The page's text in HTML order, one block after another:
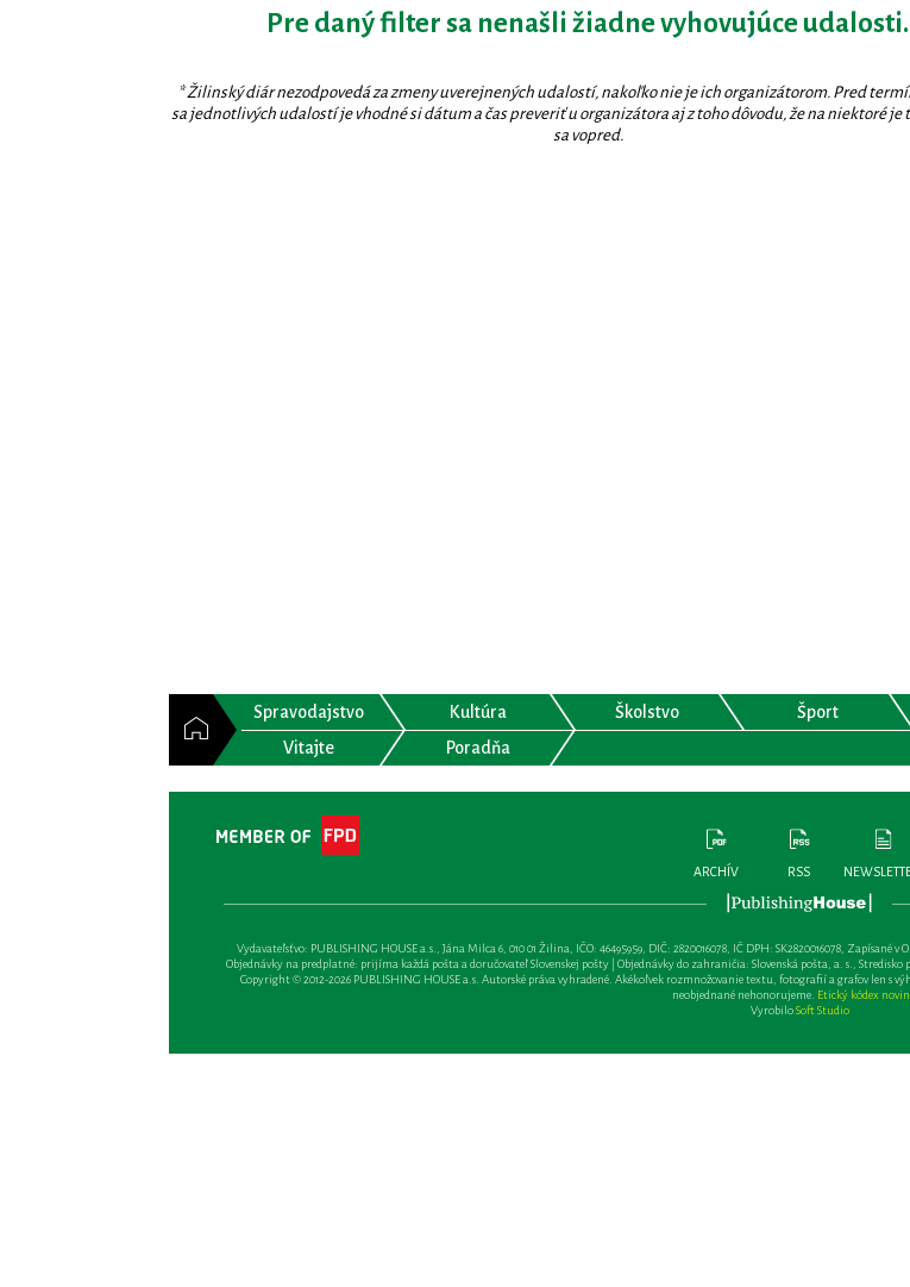
Pre daný filter sa nenašli žiadne vyhovujúce udalosti.
* Žilinský diár nezodpovedá za zmeny uverejnených udalostí, nakoľko nie je ich organizátorom. Pred
sa jednotlivých udalostí je vhodné si dátum a čas preveriť u organizátora aj z toho dôvodu, že na niektoré
sa vopred.
Spravodajstvo Kultúra Školstvo Šport
Vitajte
Poradňa
ARCHÍV RSS
Vydavateľsťvo: PUBLISHING HOUSE a.s., Jána Milca 6, 010 01 Žilina, IČO: 46495959, DIČ: 2820016078, IČ DPH: SK2820016078, Zapísané
Objednávky na predplatné: prijíma každá pošta a doručovateľ Slovenskej pošty | Objednávky do zahraničia: Slovenská pošta, a. s.,
Copyright © 2012-2026 PUBLISHING HOUSE a.s. Autorské práva vyhradené. Akékoľvek rozmnožovanie textu, fotografií a grafov len s
neobjednané nehonorujeme. Etický kódex
VyrobiloSoft Studio